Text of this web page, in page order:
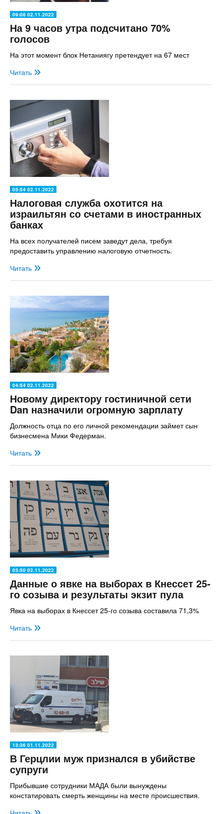
09:08 02.11.2022
На 9 часов утра подсчитано 70%
голосов
На этот момент блок Нетаниягу претендует на 67 мест
Читать
05:54 02.11.2022
Налоговая служба охотится на
израильтян со счетами в иностранных
банках
На всех получателей писем заведут дела, требуя
предоставить управлению налоговую отчетность.
Читать
04:54 02.11.2022
Новому директору гостиничной сети
Dan назначили огромную зарплату
Должность отца по его личной рекомендации займет сын
бизнесмена Мики Федерман.
Читать
03:50 02.11.2022
Данные о явке на выборах в Кнессет 25-
го созыва и результаты экзит пула
Явка на выборах в Кнессет 25-го созыва составила 71,3%
Читать
13:36 01.11.2022
В Герцлии муж признался в убийстве
супруги
Прибывшие сотрудники МАДА были вынуждены
констатировать смерть женщины на месте происшествия.